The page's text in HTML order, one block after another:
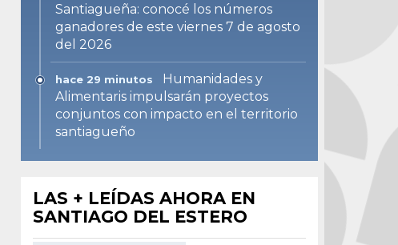
Santiagueña: conocé los números
ganadores de este viernes 7 de agosto
del 2026
hace 29 minutos
Humanidades y
Alimentaris impulsarán proyectos
conjuntos con impacto en el territorio
santiagueño
LAS + LEÍDAS AHORA EN
SANTIAGO DEL ESTERO